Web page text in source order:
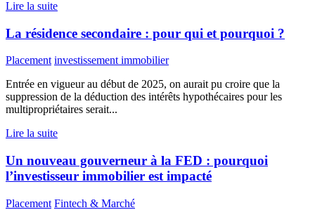
Lire la suite
La résidence secondaire : pour qui et pourquoi ?
Placement investissement immobilier
Entrée en vigueur au début de 2025, on aurait pu croire que la
suppression de la déduction des intérêts hypothécaires pour les
multipropriétaires serait...
Lire la suite
Un nouveau gouverneur à la FED : pourquoi
l’investisseur immobilier est impacté
Placement Fintech & Marché